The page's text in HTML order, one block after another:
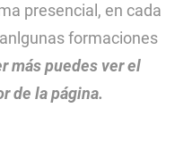
presencial, en cada
formaciones
más puedes ver el
de la página.